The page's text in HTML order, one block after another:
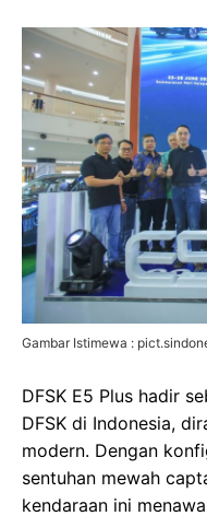
Gambar Istimewa :
DFSK E5 Plus hadir
DFSK di Indonesia,
modern. Dengan
sentuhan mewah
kendaraan ini